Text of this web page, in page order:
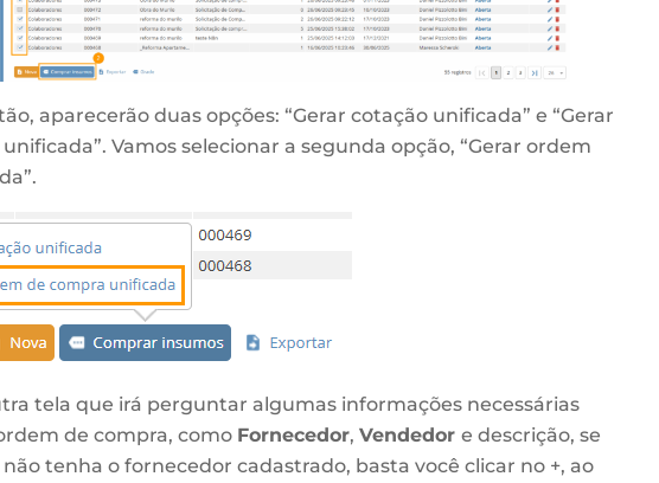
aparecerão duas opções: “Gerar cotação unificada” e “Gerar
Vamos selecionar a segunda opção, “Gerar ordem
tela que irá perguntar algumas informações necessárias
de compra, como Fornecedor, Vendedor e descrição, se
não tenha o fornecedor cadastrado, basta você clicar no +, ao